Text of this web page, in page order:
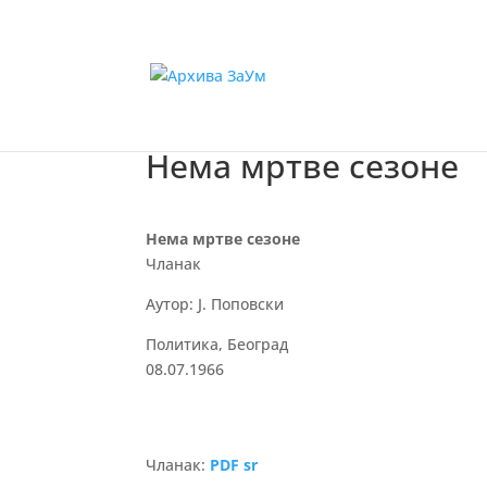
Нема мртве сезоне
Нема мртве сезоне
Чланак
Аутор: Ј. Поповски
Политика, Београд
08.07.1966
Чланак: PDF sr